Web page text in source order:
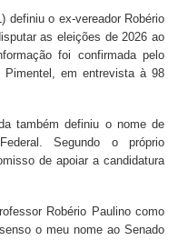
definiu o ex-vereador Robério
as eleições de 2026 ao
foi confirmada pelo
Pimentel, em entrevista à 98
também definiu o nome de
Segundo o próprio
de apoiar a candidatura
Robério Paulino como
o meu nome ao Senado